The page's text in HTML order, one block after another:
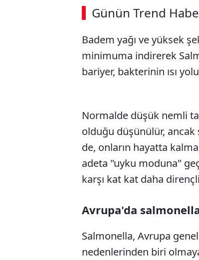
Günün Trend
SÖZCÜ SON DAKİKA
Badem yağı ve yüksek
minimuma indirerek
bariyer, bakterinin ısı
Normalde düşük nemli
olduğu düşünülür, ancak
de, onların hayatta
adeta "uyku moduna"
karşı kat kat daha
Avrupa'da
Salmonella, Avrupa
nedenlerinden biri